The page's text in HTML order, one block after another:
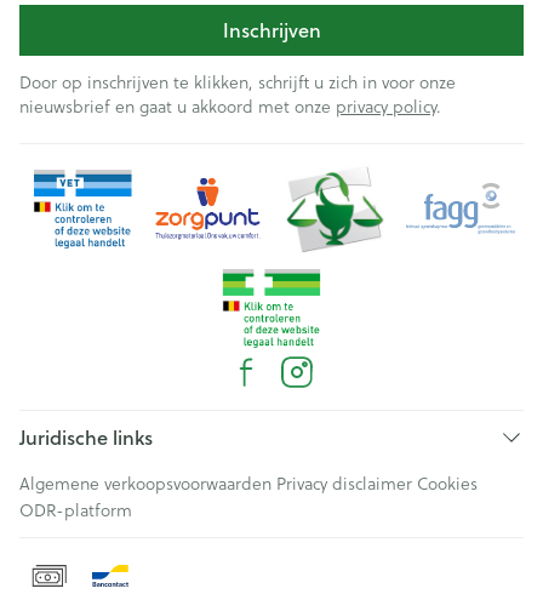
Inschrijven
Door op inschrijven te klikken, schrijft u zich in voor onze
nieuwsbrief en gaat u akkoord met onze privacy policy.
Juridische links
Algemene verkoopsvoorwaarden Privacy disclaimer Cookies
ODR-platform